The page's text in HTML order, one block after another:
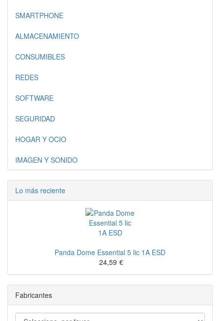
SMARTPHONE
ALMACENAMIENTO
CONSUMIBLES
REDES
SOFTWARE
SEGURIDAD
HOGAR Y OCIO
IMAGEN Y SONIDO
Lo más reciente
Panda Dome Essential 5 lic 1A ESD
24,59 €
Fabricantes